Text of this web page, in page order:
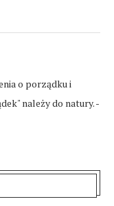
o porządku i
należy do natury. -